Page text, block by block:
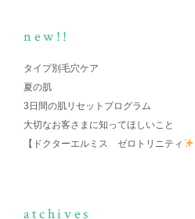
new!!
タイプ別毛穴ケア
夏の肌
3日間の肌リセットプログラム
大切なお客さまに知ってほしいこと
【ドクターエルミス ゼロトリニティ
atchives